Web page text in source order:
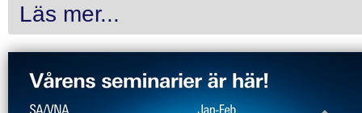
Läs mer...